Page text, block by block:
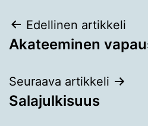
Artikkelien
selaus
Edellinen artikkeli
Akateeminen
Seuraava artikkeli
Salajulkisuus